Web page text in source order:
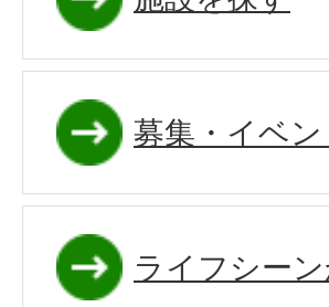
募集・イベン
ライフシー